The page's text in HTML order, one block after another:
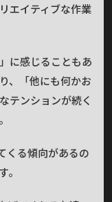
エイティブな作業
に感じることもあ
、「他にも何かお
テンションが続く
くる傾向があるの
。